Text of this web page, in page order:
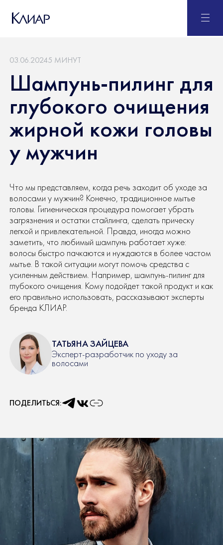
03.06.20245 МИНУТ
Шампунь-пилинг для
глубокого очищения
жирной кожи головы
у мужчин
Что мы представляем, когда речь заходит об уходе за
волосами у мужчин? Конечно, традиционное мытье
головы. Гигиеническая процедура помогает убрать
загрязнения и остатки стайлинга, сделать прическу
легкой и привлекательной. Правда, иногда можно
заметить, что любимый шампунь работает хуже:
волосы быстро пачкаются и нуждаются в более частом
мытье. В такой ситуации могут помочь средства с
усиленным действием. Например, шампунь-пилинг для
глубокого очищения. Кому подойдет такой продукт и как
его правильно использовать, рассказывают эксперты
бренда КЛИАР.
ТАТЬЯНА ЗАЙЦЕВА
Эксперт-разработчик по уходу за
волосами
ПОДЕЛИТЬСЯ: